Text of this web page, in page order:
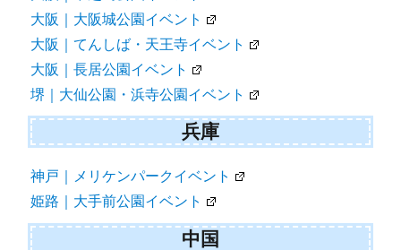
大阪｜大阪城公園イベント
大阪｜てんしば・天王寺イベント
大阪｜長居公園イベント
堺｜大仙公園・浜寺公園イベント
兵庫
神戸｜メリケンパークイベント
姫路｜大手前公園イベント
中国